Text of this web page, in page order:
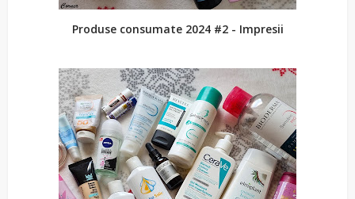
Produse consumate 2024 #2 - Impresii